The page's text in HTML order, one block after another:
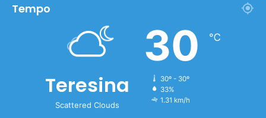
Tempo
Teresina
Scattered Clouds
30 ℃
30º - 30º
33%
1.31 km/h